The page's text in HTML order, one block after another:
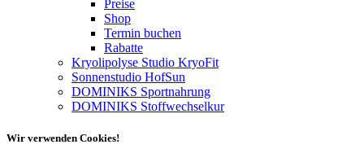
Preise
Shop
Termin buchen
Rabatte
Kryolipolyse Studio KryoFit
Sonnenstudio HofSun
DOMINIKS Sportnahrung
DOMINIKS Stoffwechselkur
Wir verwenden Cookies!